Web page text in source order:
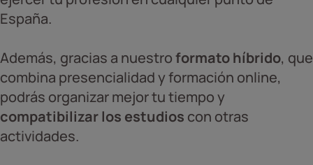
España.
Además, gracias a nuestroformato híbrido, que
combina presencialidad y formación online,
podrás organizar mejor tu tiempo y
compatibilizar los estudios con otras
actividades.